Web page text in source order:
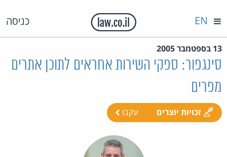
כניסה EN
13 בספטמבר 2005
סינגפור: ספקי השירות אחראים לתוכן אתרים
מפרים
זכויות יוצרים עקבו